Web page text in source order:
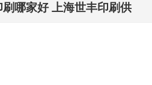
哪家好 上海世丰印刷供